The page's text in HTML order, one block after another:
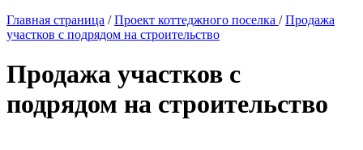
Главная страница / Проект коттеджного поселка / Продажа
участков с подрядом на строительство
Продажа участков с
подрядом на строительство